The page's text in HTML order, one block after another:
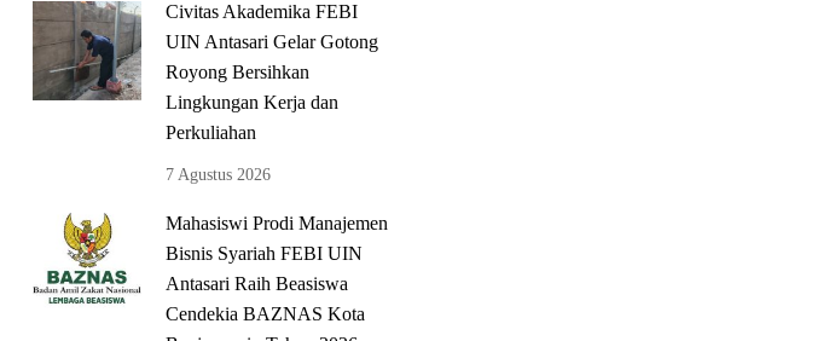
Civitas Akademika FEBI
UIN Antasari Gelar Gotong
Royong Bersihkan
Lingkungan Kerja dan
Perkuliahan
7 Agustus 2026
Mahasiswi Prodi Manajemen
Bisnis Syariah FEBI UIN
Antasari Raih Beasiswa
Cendekia BAZNAS Kota